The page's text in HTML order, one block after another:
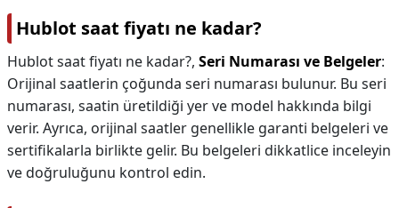
Hublot saat fiyatı ne kadar?
Hublot saat fiyatı ne kadar?, Seri Numarası ve Belgeler:
Orijinal saatlerin çoğunda seri numarası bulunur. Bu seri
numarası, saatin üretildiği yer ve model hakkında bilgi
verir. Ayrıca, orijinal saatler genellikle garanti belgeleri ve
sertifikalarla birlikte gelir. Bu belgeleri dikkatlice inceleyin
ve doğruluğunu kontrol edin.